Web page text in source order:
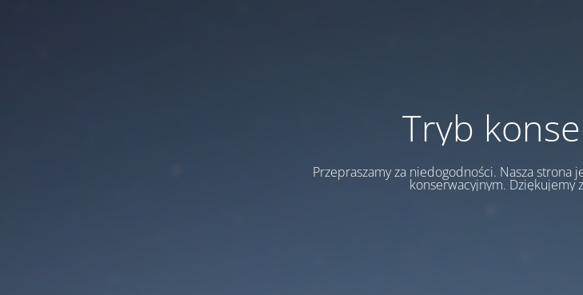
Tryb
Przepraszamy za niedogodności. Nasza
konserwacyjnym. Dziękujemy